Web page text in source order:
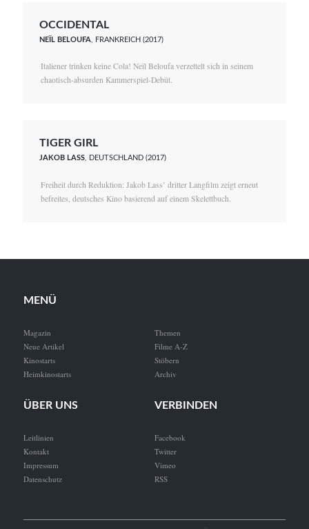
OCCIDENTAL
NEÏL BELOUFA , FRANKREICH (2017)
Italiener trinken keine Cola! Neïl Beloufa verzettelt sich in seinem
chaotisch-absurden Kammerspiel-Debüt.
TIGER GIRL
JAKOB LASS, DEUTSCHLAND (2017)
Freiheit durch Reduktion: Jakob Lass’ dritter Langfilm zeigt erneut
befreites, deutsches Kino basierend auf einem Skelettbuch.
MENÜ
Magazin
Neue Artikel
Kinostarts
Heimkinostarts
Themen
Filme A-Z
Stöbern
Archiv
ÜBER UNS
Leitlinien
Kontakt
Impressum
Datenschutz
VERBINDEN
Facebook
Twitter
Vimeo
RSS